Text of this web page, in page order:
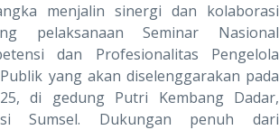
menjalin sinergi dan kolaborasi
pelaksanaan Seminar Nasional
dan Profesionalitas Pengelola
yang akan diselenggarakan pada
di gedung Putri Kembang Dadar,
Sumsel. Dukungan penuh dari